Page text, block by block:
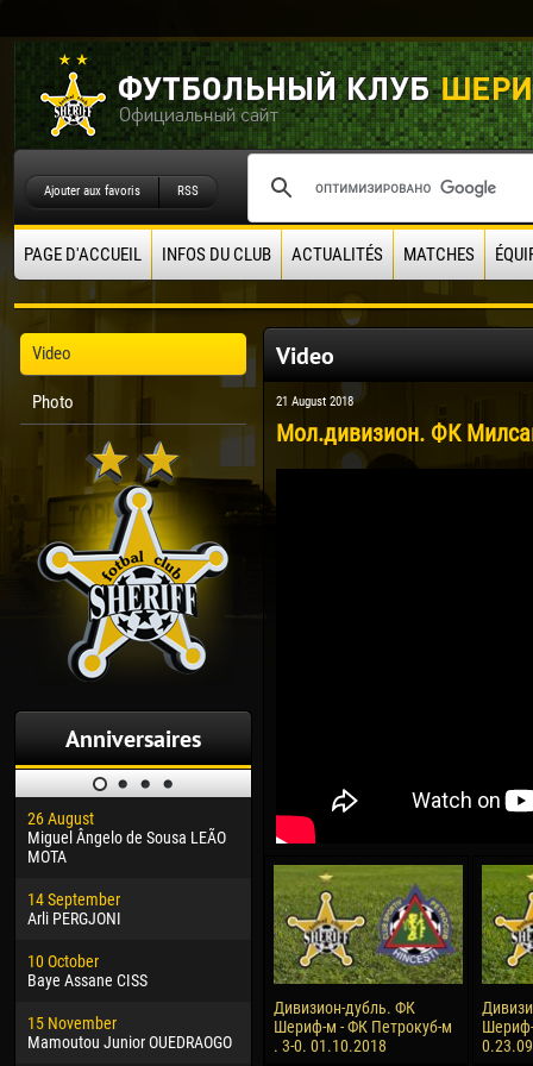
Ajouter aux favoris RSS
PAGE D'ACCUEIL INFOS DU CLUB ACTUALITÉS MATCHES
Video
Photo
Anniversaires
26 August
Miguel Ângelo de Sousa LEÃO
MOTA
14 September
Arli PERGJONI
10 October
Baye Assane CISS
15 November
Mamoutou Junior OUEDRAOGO
30 January
Dhoraso Moreo KLAS
24 February
Vladislav COSTIN
02 March
Veaceslav COZMA
09 March
Emmanuel AFETSE
04
13
15
24
Video
21 August 2018
Мол.дивизион. ФК
Дивизион-дубль. ФК
Шериф-м - ФК Петрокуб-м
. 3-0. 01.10.2018